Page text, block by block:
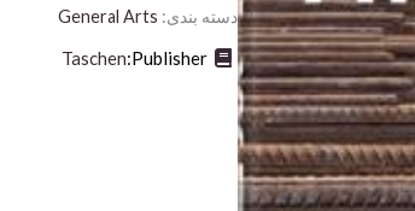
دسته بندی: General Arts
Publisher:
Taschen